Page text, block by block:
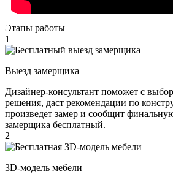
Этапы работы
1
Выезд замерщика
Дизайнер-консультант поможет с
решения, даст рекомендации по
произведет замер и сообщит
замерщика бесплатный.
2
3D-модель мебели